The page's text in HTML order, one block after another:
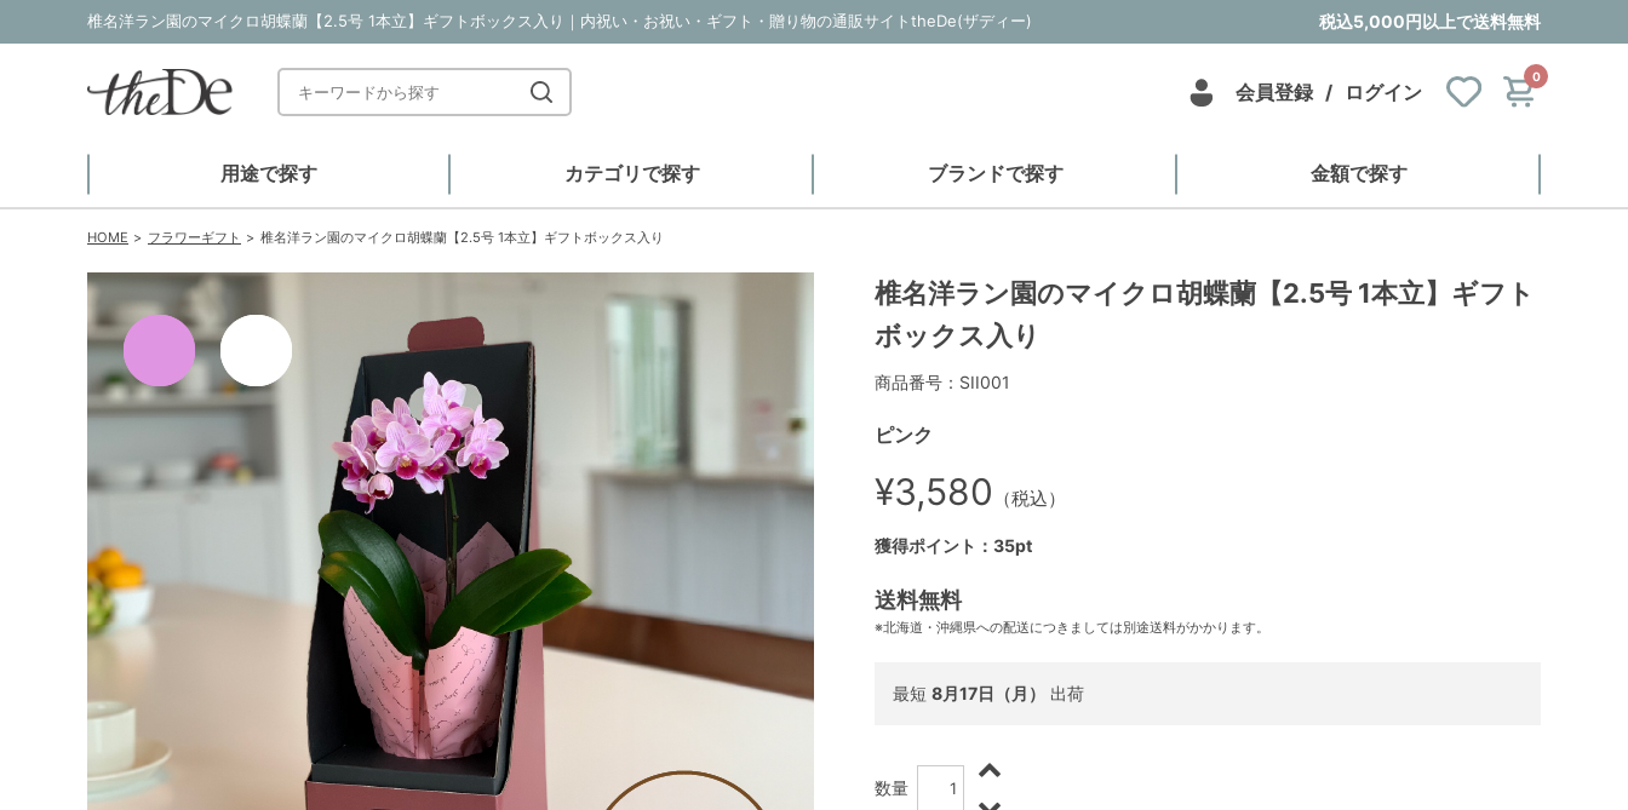
椎名洋ラン園のマイクロ胡蝶蘭【2.5号 1本立】ギフトボックス入り｜内祝い・お祝い・ギフト・贈り物の通販サイトtheDe(ザディー) 税込5,000円以上で送料無料
会員登録 / ログイン
0
用途で探す カテゴリで探す ブランドで探す 金額で探す
HOME フラワーギフト 椎名洋ラン園のマイクロ胡蝶蘭【2.5号 1本立】ギフトボックス入り
椎名洋ラン園のマイクロ胡蝶蘭【2.5号 1本立】ギフト
ボックス入り
商品番号：SII001
ピンク
¥3,580 （税込）
獲得ポイント：35pt
送料無料
※北海道・沖縄県への配送につきましては別途送料がかかります。
最短 8月17日（月） 出荷
数量